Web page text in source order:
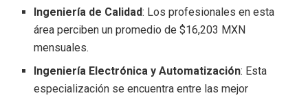
Ingeniería de Calidad: Los profesionales en esta
área perciben un promedio de $16,203 MXN
mensuales.
Ingeniería Electrónica y Automatización: Esta
especialización se encuentra entre las mejor